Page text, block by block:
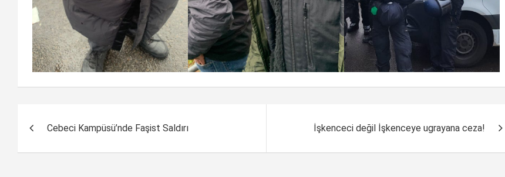
Cebeci Kampüsü’nde Faşist Saldırı İşkenceci değil İşkenceye ugrayana ceza!